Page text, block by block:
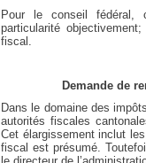
Pour le conseil fédéral,
particularité
fiscal.
Demande de
Dans le domaine des
autorités fiscales
Cet élargissement inclut
fiscal est présumé.